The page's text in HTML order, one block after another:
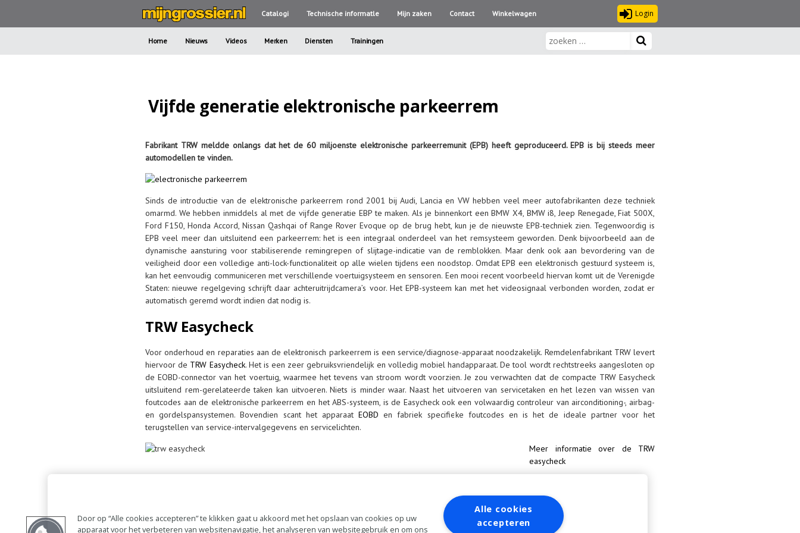
Catalogi Technische informatle Mijn zaken Contact Winkelwagen Login
Home Nieuws Videos Merken Diensten Trainingen
Vijfde generatie elektronische parkeerrem
Fabrikant TRW meldde onlangs dat het de 60 miljoenste elektronische parkeerremunit (EPB) heeft geproduceerd. EPB is bij steeds meer
automodellen te vinden.
Sinds de introductie van de elektronische parkeerrem rond 2001 bij Audi, Lancia en VW hebben veel meer autofabrikanten deze techniek
omarmd. We hebben inmiddels al met de vijfde generatie EBP te maken. Als je binnenkort een BMW X4, BMW i8, Jeep Renegade, Fiat 500X,
Ford F150, Honda Accord, Nissan Qashqai of Range Rover Evoque op de brug hebt, kun je de nieuwste EPB-techniek zien. Tegenwoordig is
EPB veel meer dan uitsluitend een parkeerrem: het is een integraal onderdeel van het remsysteem geworden. Denk bijvoorbeeld aan de
dynamische aansturing voor stabiliserende remingrepen of slijtage-indicatie van de remblokken. Maar denk ook aan bevordering van de
veiligheid door een volledige anti-lock-functionaliteit op alle wielen tijdens een noodstop. Omdat EPB een elektronisch gestuurd systeem is,
kan het eenvoudig communiceren met verschillende voertuigsysteem en sensoren. Een mooi recent voorbeeld hiervan komt uit de Verenigde
Staten: nieuwe regelgeving schrijft daar achteruitrijdcamera’s voor. Het EPB-systeem kan met het videosignaal verbonden worden, zodat er
automatisch geremd wordt indien dat nodig is.
TRW Easycheck
Voor onderhoud en reparaties aan de elektronisch parkeerrem is een service/diagnose-apparaat noodzakelijk. Remdelenfabrikant TRW levert
hiervoor de TRW Easycheck. Het is een zeer gebruiksvriendelijk en volledig mobiel handapparaat. De tool wordt rechtstreeks aangesloten op
de EOBD-connector van het voertuig, waarmee het tevens van stroom wordt voorzien. Je zou verwachten dat de compacte TRW Easycheck
uitsluitend rem-gerelateerde taken kan uitvoeren. Niets is minder waar. Naast het uitvoeren van servicetaken en het lezen van wissen van
foutcodes aan de elektronische parkeerrem en het ABS-systeem, is de Easycheck ook een volwaardig controleur van airconditioning-, airbag-
en gordelspansystemen. Bovendien scant het apparaat EOBD en fabriek specifieke foutcodes en is het de ideale partner voor het
terugstellen van service-intervalgegevens en servicelichten.
Meer informatie over de TRW
easycheck
Door op “Alle cookies accepteren” te klikken gaat u akkoord met het opslaan van cookies op uw
apparaat voor het verbeteren van websitenavigatie, het analyseren van websitegebruik en om ons
Alle cookies
accepteren